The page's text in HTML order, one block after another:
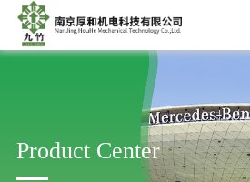
Product Center